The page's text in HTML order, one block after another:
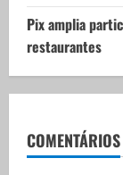
Pix amplia
restaurantes
COMENTÁRIOS